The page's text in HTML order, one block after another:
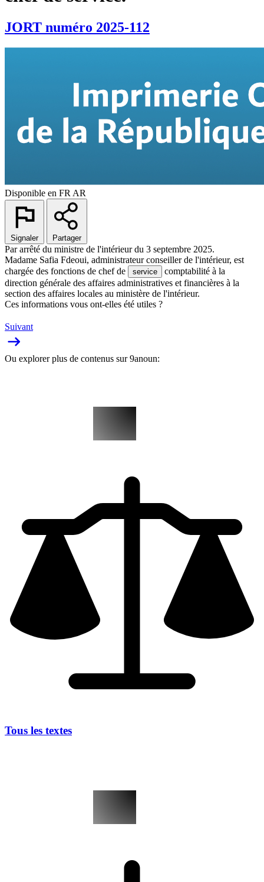
JORT numéro 2025-112
Disponible en FR AR
Signaler Partager
Par arrêté du ministre de l'intérieur du 3 septembre 2025.
Madame Safia Fdeoui, administrateur conseiller de l'intérieur, est
chargée des fonctions de chef de
service
comptabilité à la
direction générale des affaires administratives et financières à la
section des affaires locales au ministère de l'intérieur.
Ces informations vous ont-elles été utiles ?
Suivant
Ou explorer plus de contenus sur 9anoun:
Tous les textes